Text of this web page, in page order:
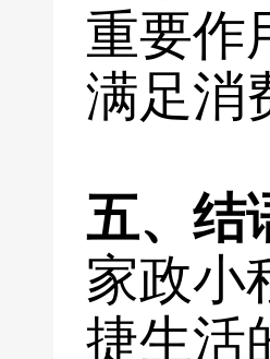
重要作
满足消
五、结
家政小
捷生活